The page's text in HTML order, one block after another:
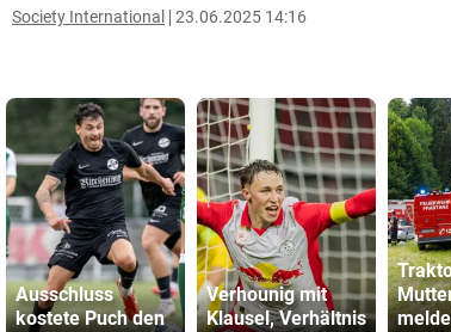
Society International 23.06.2025 14:16
Ausschluss
kostete Puch den
Verhounig mit
Klausel, Verhältnis